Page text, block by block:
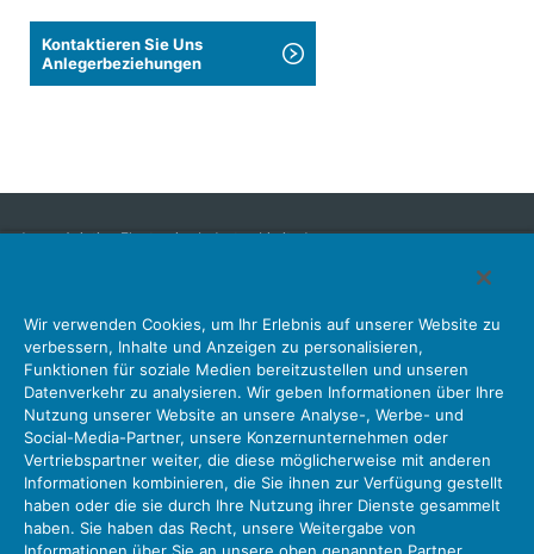
Kontaktieren Sie Uns
Anlegerbeziehungen
Japan Aviation Electronics Industry, Limited
Antenne
Bestandsabfrage
Unser Unternehmen Nachhaltigkeit
Anlegerbeziehungen
Unternehmen Informationen Neue Liste Neuigkeiten
Produktinformation Neue Liste
Sitemap Kontaktieren Sie Uns
Datenschutz
JAE-Cookie-Richtlinie
Über die Nutzung unserer Website Nutzungsbedingungen
Wir verwenden Cookies, um Ihr Erlebnis auf unserer Website zu
verbessern, Inhalte und Anzeigen zu personalisieren,
Funktionen für soziale Medien bereitzustellen und unseren
Datenverkehr zu analysieren. Wir geben Informationen über Ihre
Nutzung unserer Website an unsere Analyse-, Werbe- und
Social-Media-Partner, unsere Konzernunternehmen oder
Vertriebspartner weiter, die diese möglicherweise mit anderen
Informationen kombinieren, die Sie ihnen zur Verfügung gestellt
haben oder die sie durch Ihre Nutzung ihrer Dienste gesammelt
haben. Sie haben das Recht, unsere Weitergabe von